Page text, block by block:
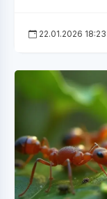
22.01.2026 18:23